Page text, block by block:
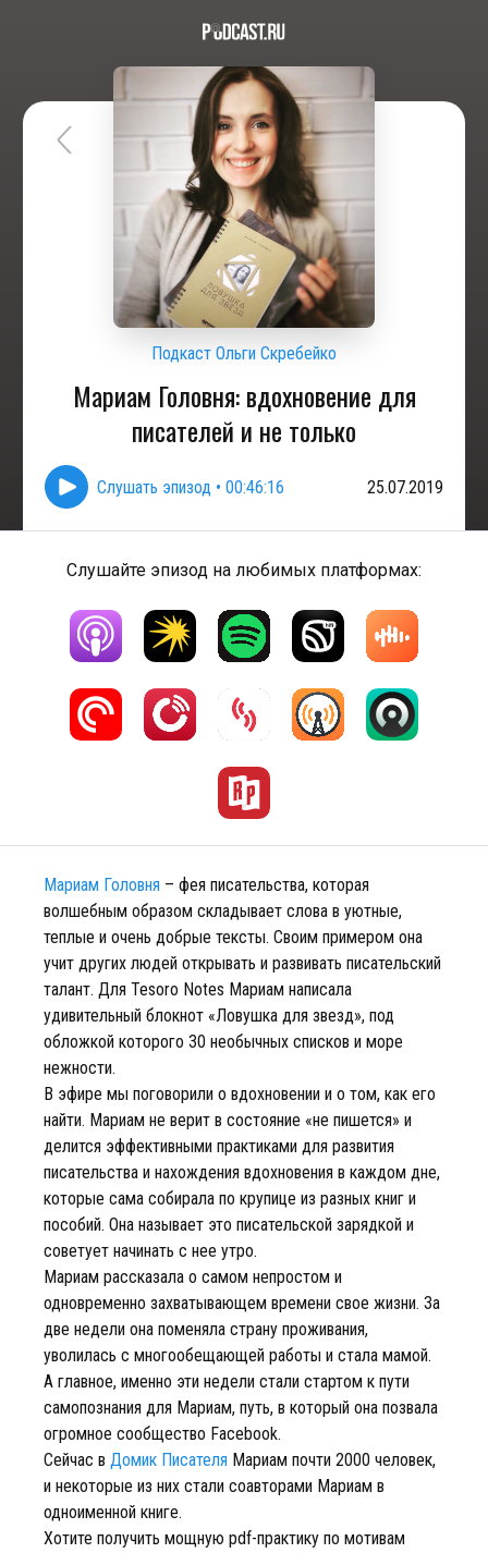
Подкаст Ольги Скребейко
Мариам Головня: вдохновение для
писателей и не только
Слушать эпизод • 00:46:16 25.07.2019
Слушайте эпизод на любимых платформах:
Мариам Головня – фея писательства, которая
волшебным образом складывает слова в уютные,
теплые и очень добрые тексты. Своим примером она
учит других людей открывать и развивать писательский
талант. Для Tesoro Notes Мариам написала
удивительный блокнот «Ловушка для звезд», под
обложкой которого 30 необычных списков и море
нежности.
В эфире мы поговорили о вдохновении и о том, как его
найти. Мариам не верит в состояние «не пишется» и
делится эффективными практиками для развития
писательства и нахождения вдохновения в каждом дне,
которые сама собирала по крупице из разных книг и
пособий. Она называет это писательской зарядкой и
советует начинать с нее утро.
Мариам рассказала о самом непростом и
одновременно захватывающем времени свое жизни. За
две недели она поменяла страну проживания,
уволилась с многообещающей работы и стала мамой.
А главное, именно эти недели стали стартом к пути
самопознания для Мариам, путь, в который она позвала
огромное сообщество Facebook.
Сейчас в Домик Писателя Мариам почти 2000 человек,
и некоторые из них стали соавторами Мариам в
одноименной книге.
Хотите получить мощную pdf-практику по мотивам